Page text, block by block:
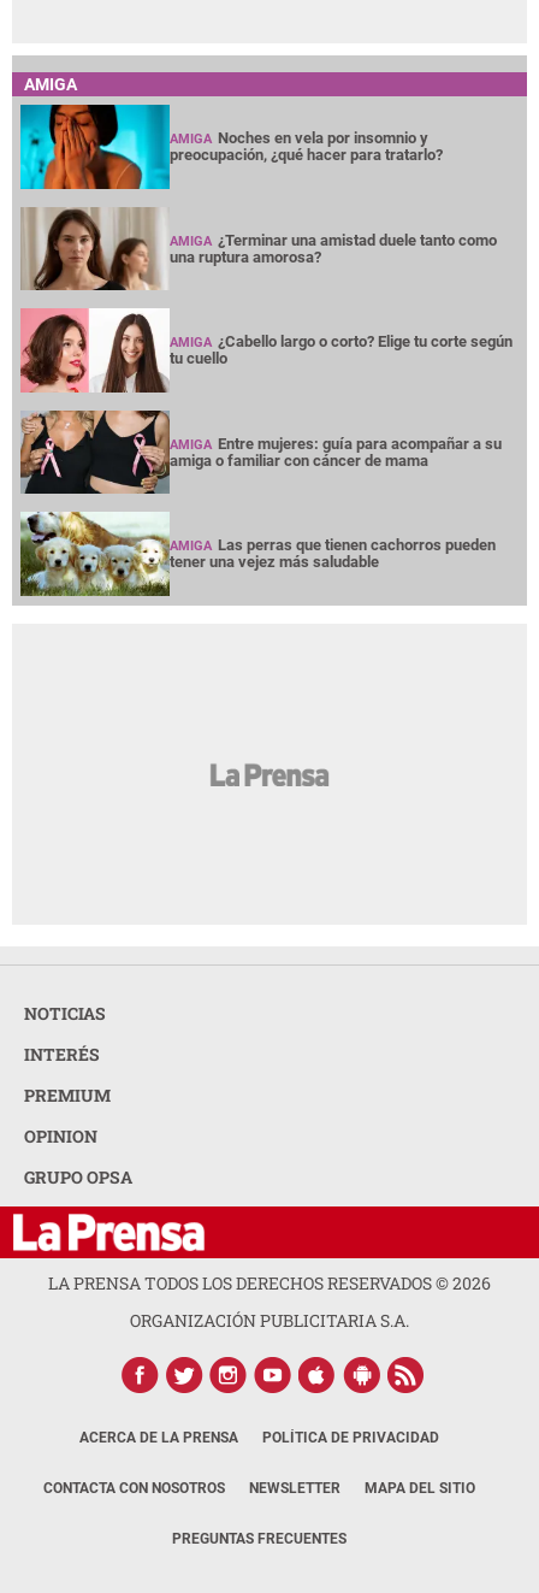
AMIGA
AMIGA Noches en vela por insomnio y
preocupación, ¿qué hacer para tratarlo?
AMIGA ¿Terminar una amistad duele tanto como
una ruptura amorosa?
AMIGA ¿Cabello largo o corto? Elige tu corte según
tu cuello
AMIGA Entre mujeres: guía para acompañar a su
amiga o familiar con cáncer de mama
AMIGA Las perras que tienen cachorros pueden
tener una vejez más saludable
NOTICIAS
INTERÉS
PREMIUM
OPINION
GRUPO OPSA
LA PRENSA TODOS LOS DERECHOS RESERVADOS ©2026
ORGANIZACIÓN PUBLICITARIA S.A.
ACERCA DE LA PRENSA POLÍTICA DE PRIVACIDAD
CONTACTA CON NOSOTROS NEWSLETTER MAPA DEL SITIO
PREGUNTAS FRECUENTES